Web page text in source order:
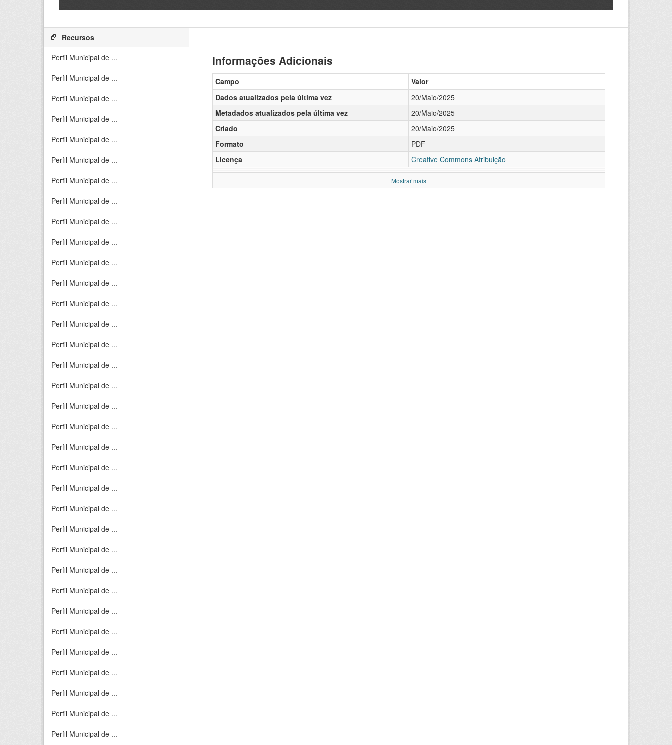
Recursos
Perfil Municipal de ...
Perfil Municipal de ...
Perfil Municipal de ...
Perfil Municipal de ...
Perfil Municipal de ...
Perfil Municipal de ...
Perfil Municipal de ...
Perfil Municipal de ...
Perfil Municipal de ...
Perfil Municipal de ...
Perfil Municipal de ...
Perfil Municipal de ...
Perfil Municipal de ...
Perfil Municipal de ...
Perfil Municipal de ...
Perfil Municipal de ...
Perfil Municipal de ...
Perfil Municipal de ...
Perfil Municipal de ...
Perfil Municipal de ...
Perfil Municipal de ...
Perfil Municipal de ...
Perfil Municipal de ...
Perfil Municipal de ...
Perfil Municipal de ...
Perfil Municipal de ...
Perfil Municipal de ...
Perfil Municipal de ...
Perfil Municipal de ...
Perfil Municipal de ...
Perfil Municipal de ...
Perfil Municipal de ...
Perfil Municipal de ...
Perfil Municipal de ...
Informações Adicionais
Campo
Valor
Dados atualizados pela última vez
20/Maio/2025
Metadados atualizados pela última vez
20/Maio/2025
Criado
20/Maio/2025
Formato
PDF
Licença
Creative Commons Atribuição
Mostrar mais